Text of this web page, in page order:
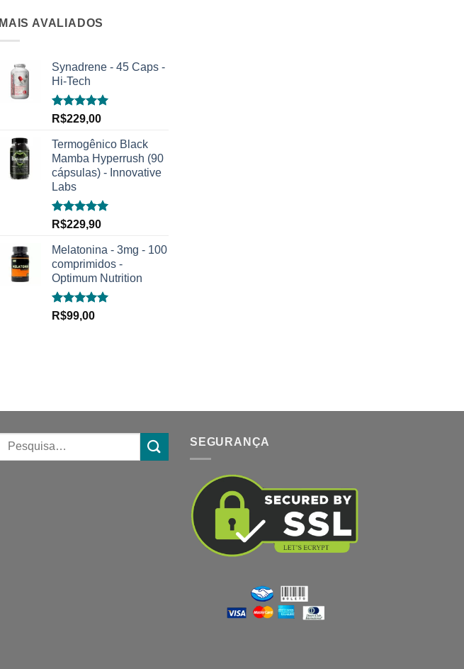
MAIS AVALIADOS
Synadrene - 45 Caps -
Hi-Tech
Avaliação
R$229,00
Termogênico Black
Mamba Hyperrush (90
cápsulas) - Innovative
Labs
Avaliação
R$229,90
Melatonina - 3mg - 100
comprimidos -
Optimum Nutrition
Avaliação
R$99,00
SEGURANÇA